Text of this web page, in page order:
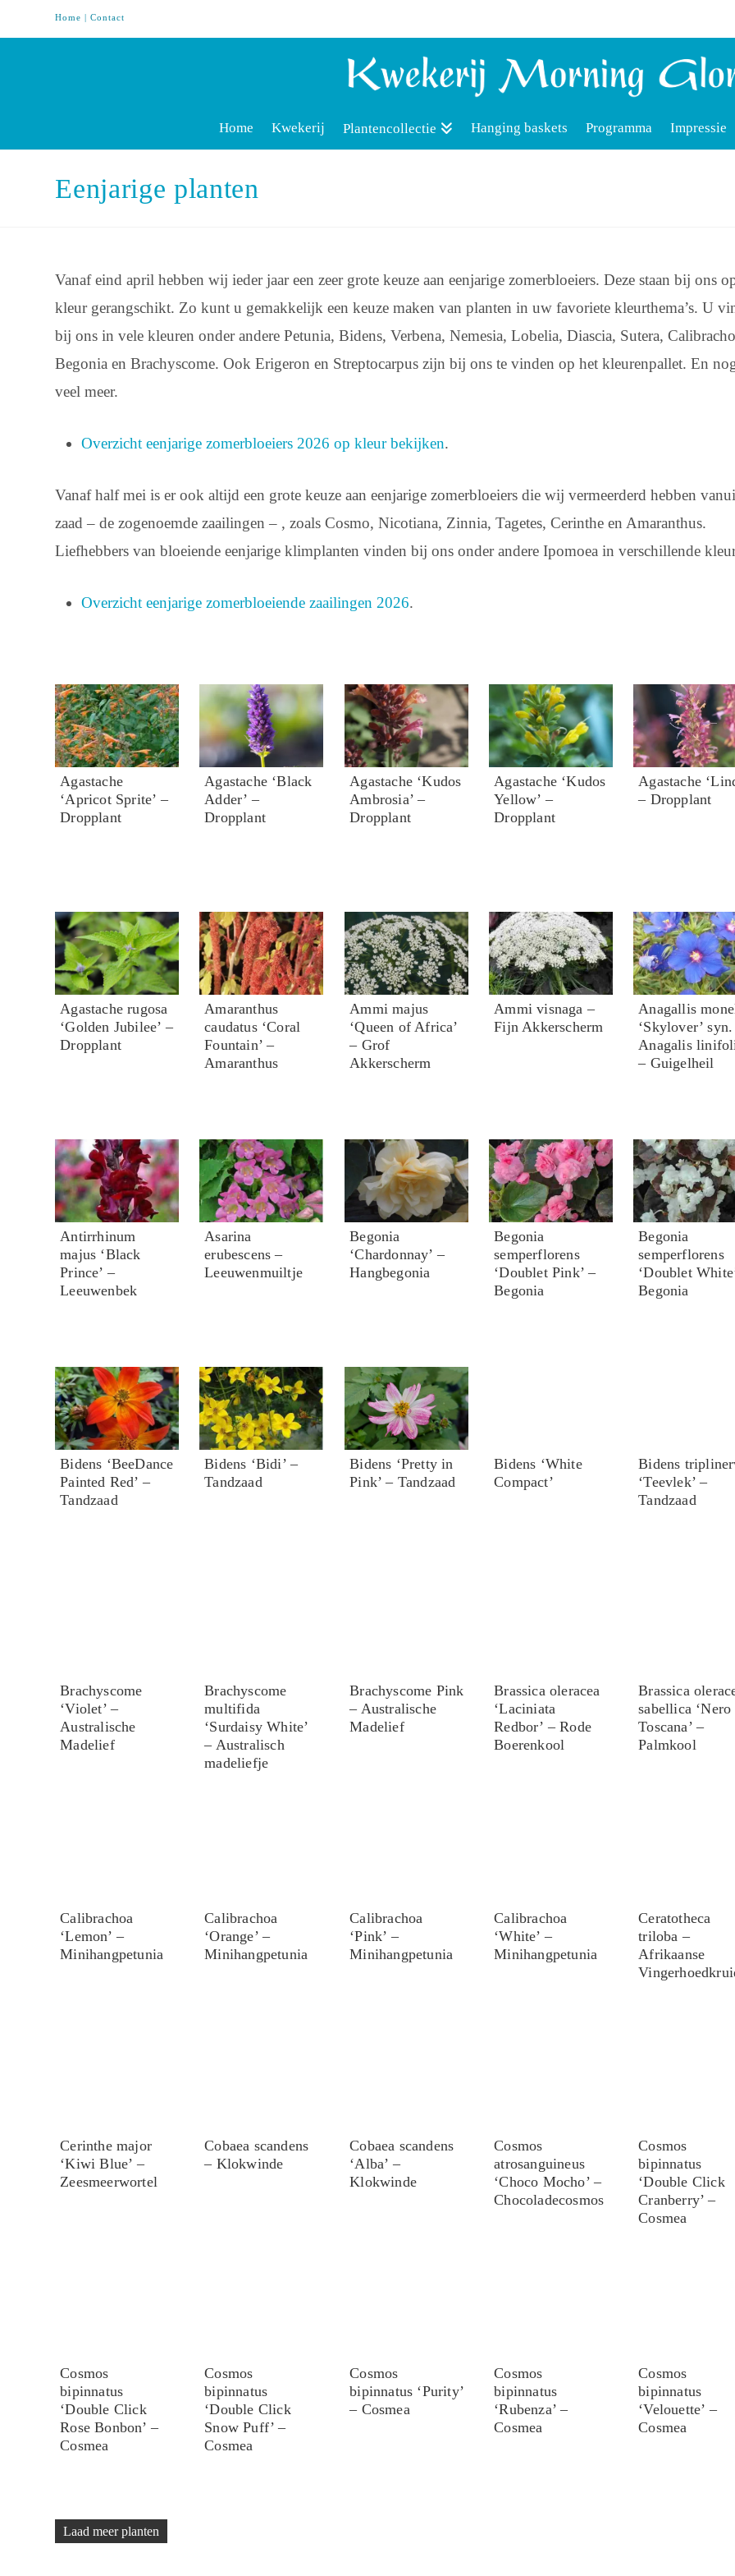
Home |Contact
Home Kwekerij Plantencollectie Hanging baskets Programma Impressie
Eenjarige planten
Vanaf eind april hebben wij ieder jaar een zeer grote keuze aan eenjarige zomerbloeiers. Deze staan bij ons
kleur gerangschikt. Zo kunt u gemakkelijk een keuze maken van planten in uw favoriete kleurthema’s. U
bij ons in vele kleuren onder andere Petunia, Bidens, Verbena, Nemesia, Lobelia, Diascia, Sutera,
Begonia en Brachyscome. Ook Erigeron en Streptocarpus zijn bij ons te vinden op het kleurenpallet. En
veel meer.
Overzicht eenjarige zomerbloeiers 2026 op kleur bekijken.
Vanaf half mei is er ook altijd een grote keuze aan eenjarige zomerbloeiers die wij vermeerderd hebben
zaad – de zogenoemde zaailingen – , zoals Cosmo, Nicotiana, Zinnia, Tagetes, Cerinthe en Amaranthus.
Liefhebbers van bloeiende eenjarige klimplanten vinden bij ons onder andere Ipomoea in verschillende
Overzicht eenjarige zomerbloeiende zaailingen 2026.
Agastache
‘Apricot Sprite’ –
Dropplant
Agastache ‘Black
Adder’ –
Dropplant
Agastache ‘Kudos
Ambrosia’ –
Dropplant
Agastache ‘Kudos
Yellow’ –
Dropplant
Agastache
– Dropplant
Agastache rugosa
‘Golden Jubilee’ –
Dropplant
Amaranthus
caudatus ‘Coral
Fountain’ –
Amaranthus
Ammi majus
‘Queen of Africa’
– Grof
Akkerscherm
Ammi visnaga –
Fijn Akkerscherm
Anagallis
‘Skylover’ syn.
Anagalis
– Guigelheil
Antirrhinum
majus ‘Black
Prince’ –
Leeuwenbek
Asarina
erubescens –
Leeuwenmuiltje
Begonia
‘Chardonnay’ –
Hangbegonia
Begonia
semperflorens
‘Doublet Pink’ –
Begonia
Begonia
semperflorens
‘Doublet
Begonia
Bidens ‘BeeDance
Painted Red’ –
Tandzaad
Bidens ‘Bidi’ –
Tandzaad
Bidens ‘Pretty in
Pink’ – Tandzaad
Bidens ‘White
Compact’
Bidens
‘Teevlek’ –
Tandzaad
Brachyscome
‘Violet’ –
Australische
Madelief
Brachyscome
multifida
‘Surdaisy White’
– Australisch
madeliefje
Brachyscome Pink
– Australische
Madelief
Brassica oleracea
‘Laciniata
Redbor’ – Rode
Boerenkool
Brassica
sabellica
Toscana’ –
Palmkool
Calibrachoa
‘Lemon’ –
Minihangpetunia
Calibrachoa
‘Orange’ –
Minihangpetunia
Calibrachoa
‘Pink’ –
Minihangpetunia
Calibrachoa
‘White’ –
Minihangpetunia
Ceratotheca
triloba –
Afrikaanse
Cerinthe major
‘Kiwi Blue’ –
Zeesmeerwortel
Cobaea scandens
– Klokwinde
Cobaea scandens
‘Alba’ –
Klokwinde
Cosmos
atrosanguineus
‘Choco Mocho’ –
Chocoladecosmos
Cosmos
bipinnatus
‘Double Click
Cranberry’ –
Cosmea
Cosmos
bipinnatus
‘Double Click
Rose Bonbon’ –
Cosmea
Cosmos
bipinnatus
‘Double Click
Snow Puff’ –
Cosmea
Cosmos
bipinnatus ‘Purity’
– Cosmea
Cosmos
bipinnatus
‘Rubenza’ –
Cosmea
Cosmos
bipinnatus
‘Velouette’ –
Cosmea
Laad meer planten